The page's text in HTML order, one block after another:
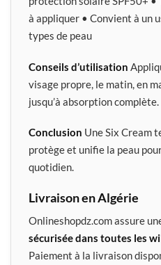
à appliquer • Convient à un
types de peau
Conseils d’utilisation
visage propre, le matin, en
jusqu’à absorption complète.
Conclusion Une Six Cream
protège et unifie la peau
quotidien.
Livraison en Algérie
Onlineshopdz.com assure
sécurisée dans toutes les
Paiement à la livraison